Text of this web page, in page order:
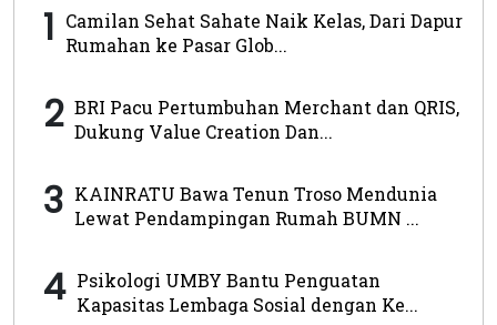
1 Camilan Sehat Sahate Naik Kelas, Dari Dapur
Rumahan ke Pasar Glob...
2 BRI Pacu Pertumbuhan Merchant dan QRIS,
Dukung Value Creation Dan...
3 KAINRATU Bawa Tenun Troso Mendunia
Lewat Pendampingan Rumah BUMN ...
4 Psikologi UMBY Bantu Penguatan
Kapasitas Lembaga Sosial dengan Ke...